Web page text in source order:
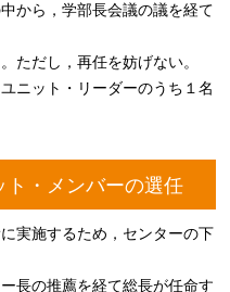
から，学部長会議の議を経て
ただし，再任を妨げない。
ニット・リーダーのうち１名
ト・メンバーの選任
実施するため，センターの下
長の推薦を経て総長が任命す